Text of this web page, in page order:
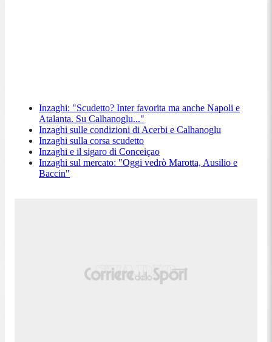
Inzaghi: "Scudetto? Inter favorita ma anche Napoli e
Atalanta. Su Calhanoglu..."
Inzaghi sulle condizioni di Acerbi e Calhanoglu
Inzaghi sulla corsa scudetto
Inzaghi e il sigaro di Conceiçao
Inzaghi sul mercato: "Oggi vedrò Marotta, Ausilio e
Baccin"